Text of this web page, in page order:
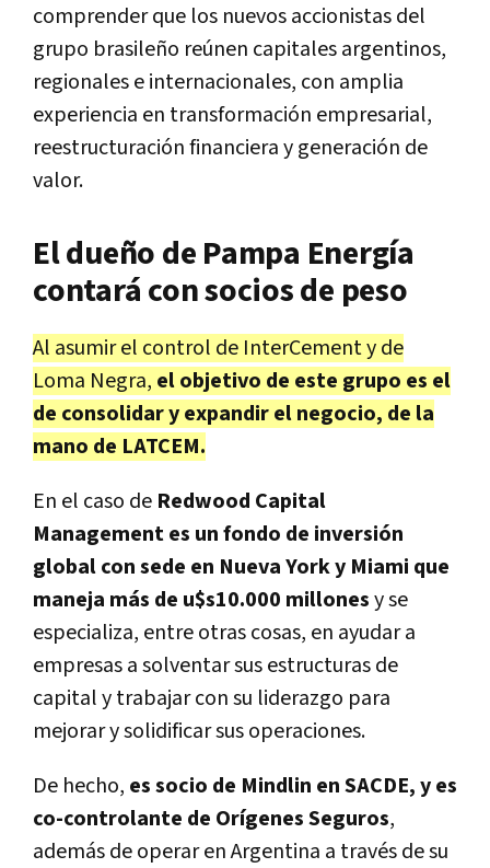
comprender que los nuevos accionistas del
grupo brasileño reúnen capitales argentinos,
regionales e internacionales, con amplia
experiencia en transformación empresarial,
reestructuración financiera y generación de
valor.
El dueño de Pampa Energía
contará con socios de peso
Al asumir el control de InterCement y de
Loma Negra, el objetivo de este grupo es el
de consolidar y expandir el negocio, de la
mano de LATCEM.
En el caso de Redwood Capital
Management es un fondo de inversión
global con sede en Nueva York y Miami que
maneja más de u$s10.000 millonesy se
especializa, entre otras cosas, en ayudar a
empresas a solventar sus estructuras de
capital y trabajar con su liderazgo para
mejorar y solidificar sus operaciones.
De hecho, es socio de Mindlin en SACDE, y es
co-controlante de Orígenes Seguros,
además de operar en Argentina a través de su